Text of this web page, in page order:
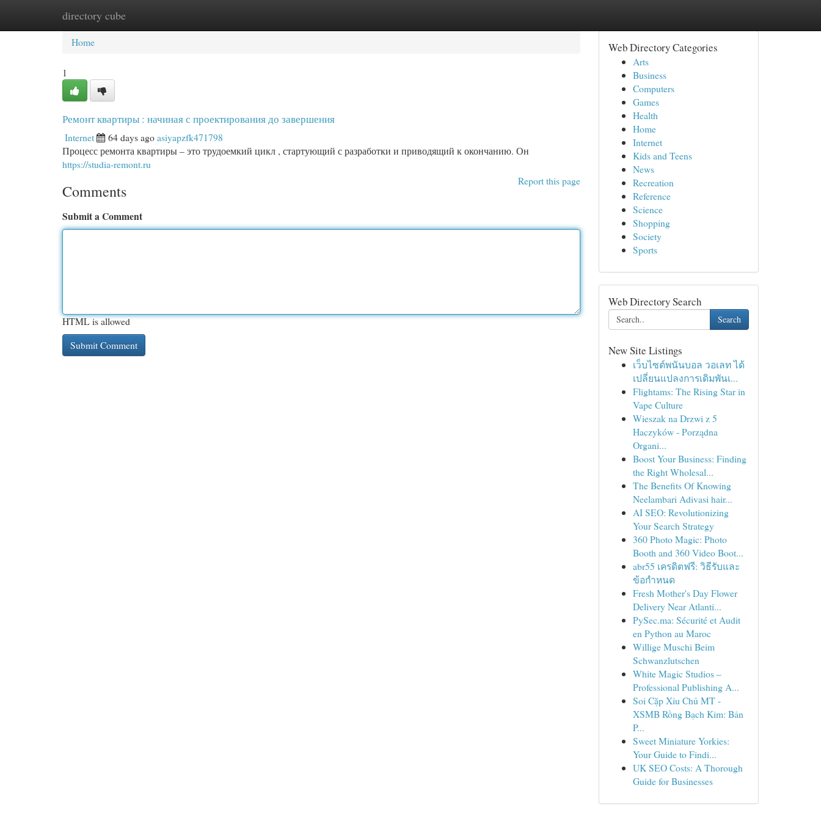
directory cube
Home New Site Listings
Home
1
Ремонт квартиры : начиная с проектирования до завершения
Internet 64 days agoasiyapzfk471798
Процесс ремонта квартиры – это трудоемкий цикл , стартующий с разработки и приводящий к окончанию. Он
https://studia-remont.ru
Report this page
Comments
Submit a Comment
HTML is allowed
Web Directory Categories
Arts
Business
Computers
Games
Health
Home
Internet
Kids and Teens
News
Recreation
Reference
Science
Shopping
Society
Sports
Web Directory Search
Search
New Site Listings
เว็บไซต์พนันบอล วอเลท ได้
เปลี่ยนแปลงการเดิมพันเ...
Flightams: The Rising Star in
Vape Culture
Wieszak na Drzwi z 5
Haczyków - Porządna
Organi...
Boost Your Business: Finding
the Right Wholesal...
The Benefits Of Knowing
Neelambari Adivasi hair...
AI SEO: Revolutionizing
Your Search Strategy
360 Photo Magic: Photo
Booth and 360 Video Boot...
abr55 เครดิตฟรี: วิธีรับและ
ข้อกำหนด
Fresh Mother's Day Flower
Delivery Near Atlanti...
PySec.ma: Sécurité et Audit
en Python au Maroc
Willige Muschi Beim
Schwanzlutschen
White Magic Studios –
Professional Publishing A...
Soi Cặp Xỉu Chủ MT -
XSMB Rồng Bạch Kim: Bản
P...
Sweet Miniature Yorkies:
Your Guide to Findi...
UK SEO Costs: A Thorough
Guide for Businesses